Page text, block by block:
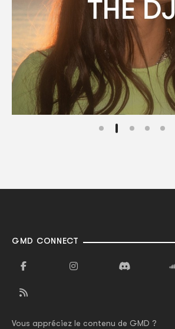
GMD CONNECT
Vous appréciez le contenu de GMD ?